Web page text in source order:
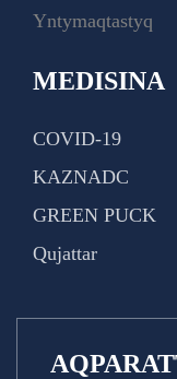
Yntymaqtastyq
MEDISINA
COVID-19
KAZNADC
GREEN PUCK
Qujattar